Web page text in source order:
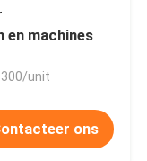
en machines
unit
ons